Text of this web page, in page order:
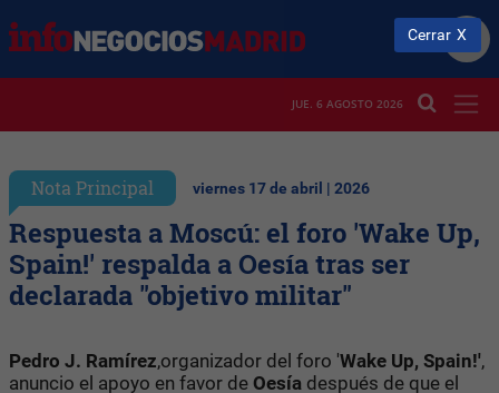
JUE. 6 AGOSTO 2026
Nota Principal viernes 17 de abril | 2026
Respuesta a Moscú: el foro 'Wake Up,
Spain!' respalda a Oesía tras ser
declarada "objetivo militar"
Pedro J. Ramírez,organizador del foro 'Wake Up, Spain!',
anuncio el apoyo en favor de Oesía después de que el
Cerrar